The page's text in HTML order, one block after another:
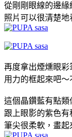
從剛剛眼線的邊緣
照片可以很清楚
再度拿出煙燻眼
用力的框起來吧～
這個晶鑽藍有點
跟上眼影的紫色
筆尖很柔軟，畫起